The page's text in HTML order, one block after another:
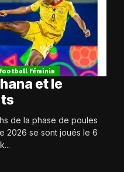
Football Féminin
et le
de la phase de poules
2026 se sont joués le 6